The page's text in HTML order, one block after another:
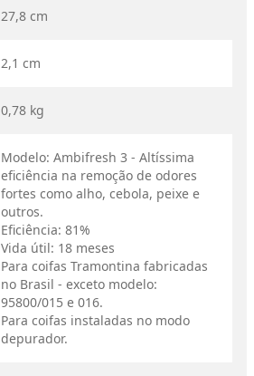
27,8 cm
2,1 cm
0,78 kg
Modelo: Ambifresh 3 - Altíssima
eficiência na remoção de odores
fortes como alho, cebola, peixe e
outros.
Eficiência: 81%
Vida útil: 18 meses
Para coifas Tramontina fabricadas
no Brasil - exceto modelo:
95800/015 e 016.
Para coifas instaladas no modo
depurador.